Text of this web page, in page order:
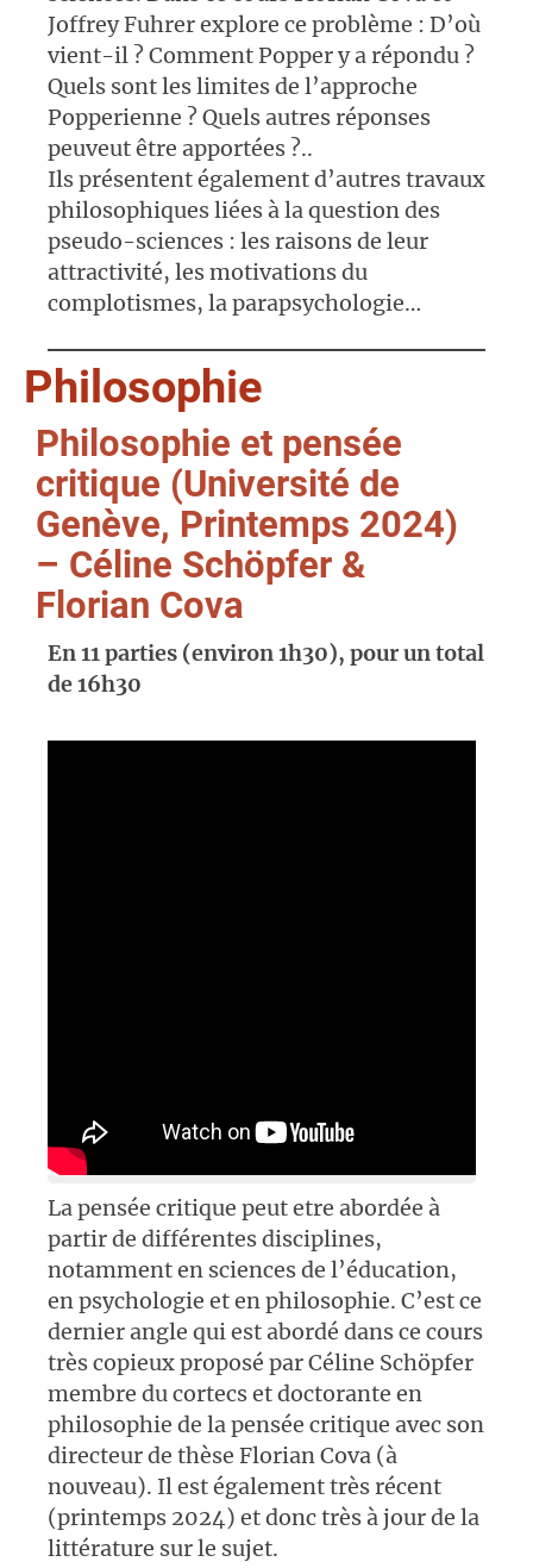
Joffrey Fuhrer explore ce problème : D’où
vient-il ? Comment Popper y a répondu ?
Quels sont les limites de l’approche
Popperienne ? Quels autres réponses
peuveut être apportées ?..
Ils présentent également d’autres travaux
philosophiques liées à la question des
pseudo-sciences : les raisons de leur
attractivité, les motivations du
complotismes, la parapsychologie…
Philosophie
Philosophie et pensée
critique (Université de
Genève, Printemps 2024)
– Céline Schöpfer &
Florian Cova
En 11 parties (environ 1h30), pour un total
de 16h30
La pensée critique peut etre abordée à
partir de différentes disciplines,
notamment en sciences de l’éducation,
en psychologie et en philosophie. C’est ce
dernier angle qui est abordé dans ce cours
très copieux proposé par Céline Schöpfer
membre du cortecs et doctorante en
philosophie de la pensée critique avec son
directeur de thèse Florian Cova (à
nouveau). Il est également très récent
(printemps 2024) et donc très à jour de la
littérature sur le sujet.